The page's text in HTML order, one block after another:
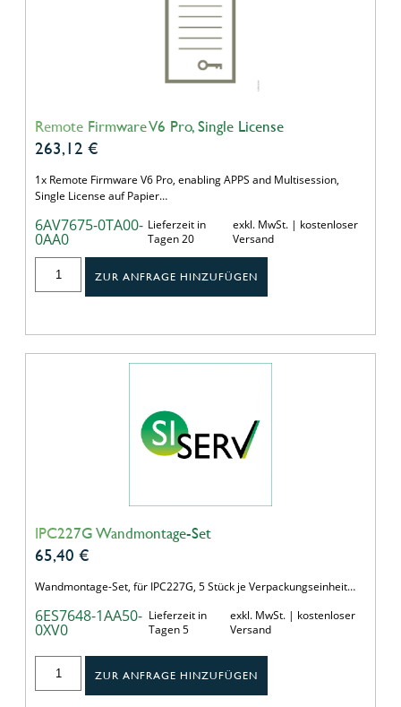
Remote Firmware V6 Pro, Single License
263,12 €
1x Remote Firmware V6 Pro, enabling APPS and Multisession,
Single License auf Papier…
6AV7675-0TA00-
0AA0
Lieferzeit in
Tagen 20
exkl. MwSt. | kostenloser
Versand
ZUR ANFRAGE HINZUFÜGEN
IPC227G Wandmontage-Set
65,40 €
Wandmontage-Set, für IPC227G, 5 Stück je Verpackungseinheit…
6ES7648-1AA50-
0XV0
Lieferzeit in
Tagen 5
exkl. MwSt. | kostenloser
Versand
ZUR ANFRAGE HINZUFÜGEN